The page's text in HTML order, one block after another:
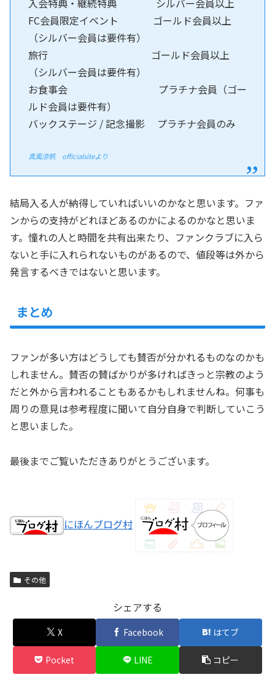
入会特典・継続特典 シルバー会員以上
FC会員限定イベント ゴールド会員以上
（シルバー会員は要件有）
旅行 ゴールド会員以上
（シルバー会員は要件有）
お食事会 プラチナ会員（ゴー
ルド会員は要件有）
バックステージ / 記念撮影 プラチナ会員のみ
真風涼帆 officialsiteより
結局入る人が納得していればいいのかなと思います。ファ
ンからの支持がどれほどあるのかによるのかなと思いま
す。憧れの人と時間を共有出来たり、ファンクラブに入ら
ないと手に入れられないものがあるので、値段等は外から
発言するべきではないと思います。
まとめ
ファンが多い方はどうしても賛否が分かれるものなのかも
しれません。賛否の賛ばかりが多ければきっと宗教のよう
だと外から言われることもあるかもしれませんね。何事も
周りの意見は参考程度に聞いて自分自身で判断していこう
と思いました。
最後までご覧いただきありがとうございます。
にほんブログ村
その他
シェアする
X Facebook はてブ
Pocket LINE コピー